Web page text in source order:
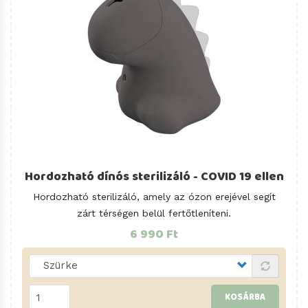
Hordozható dínós sterilizáló - COVID 19 ellen
Hordozható sterilizáló, amely az ózon erejével segít
zárt térségen belül fertőtleníteni.
6 990 Ft
KOSÁRBA